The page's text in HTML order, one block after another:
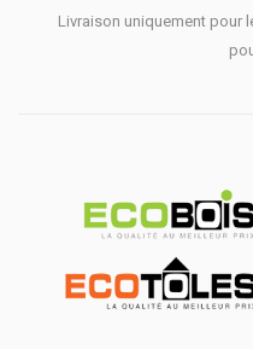
Livraison uniquement pour